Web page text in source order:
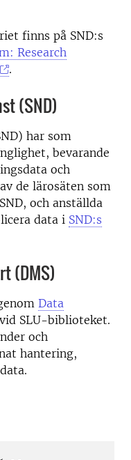
finns på SND:s
Research
.
(SND)
har som
bevarande
och
de lärosäten som
och anställda
data i SND:s
(DMS)
Data
vid SLU-biblioteket.
och
hantering,